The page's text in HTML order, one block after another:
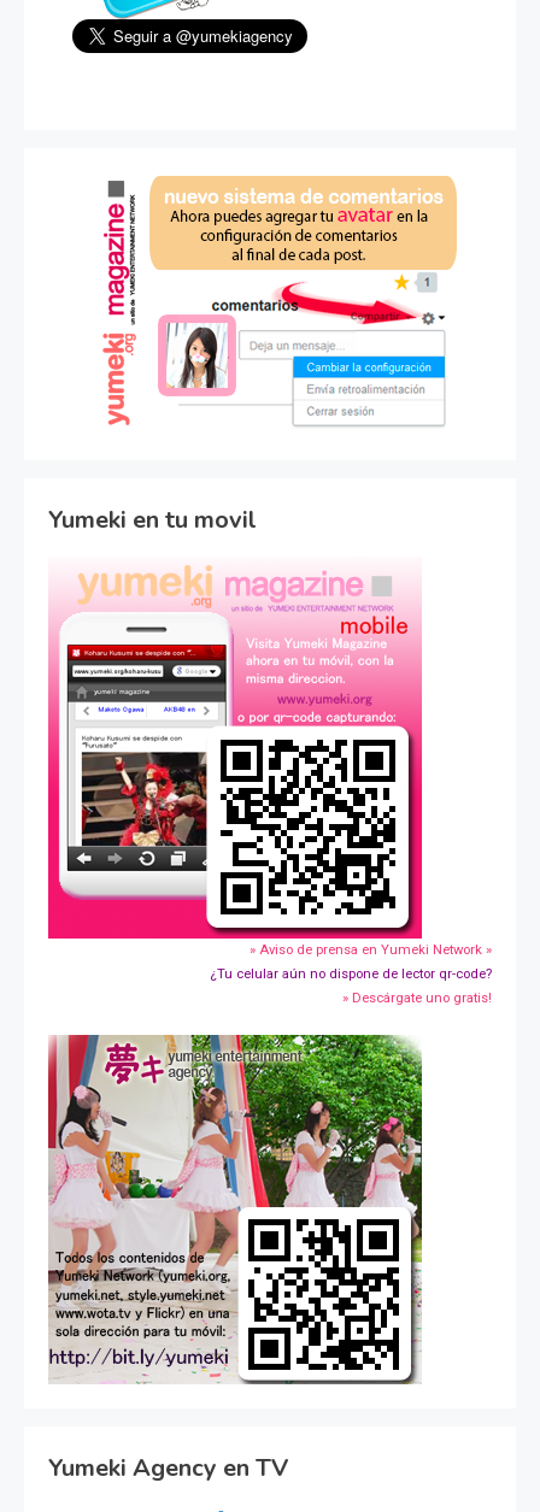
Yumeki en tu movil
» Aviso de prensa en Yumeki Network »
¿Tu celular aún no dispone de lector qr-code?
» Descárgate uno gratis!
Yumeki Agency en TV